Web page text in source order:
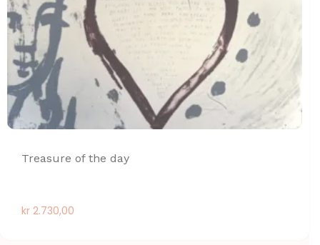
Treasure of the day
kr 2.730,00